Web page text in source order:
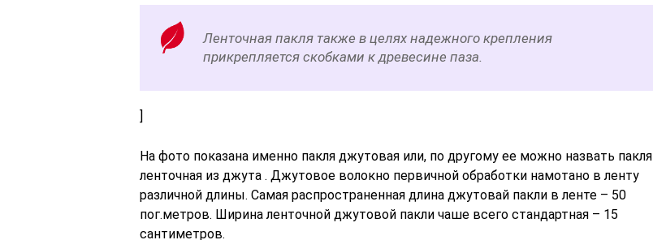
Ленточная пакля также в целях надежного крепления
прикрепляется скобками к древесине паза.
]
На фото показана именно пакля джутовая или, по другому ее можно назвать пакля
ленточная из джута . Джутовое волокно первичной обработки намотано в ленту
различной длины. Самая распространенная длина джутовай пакли в ленте – 50
пог.метров. Ширина ленточной джутовой пакли чаше всего стандартная – 15
сантиметров.